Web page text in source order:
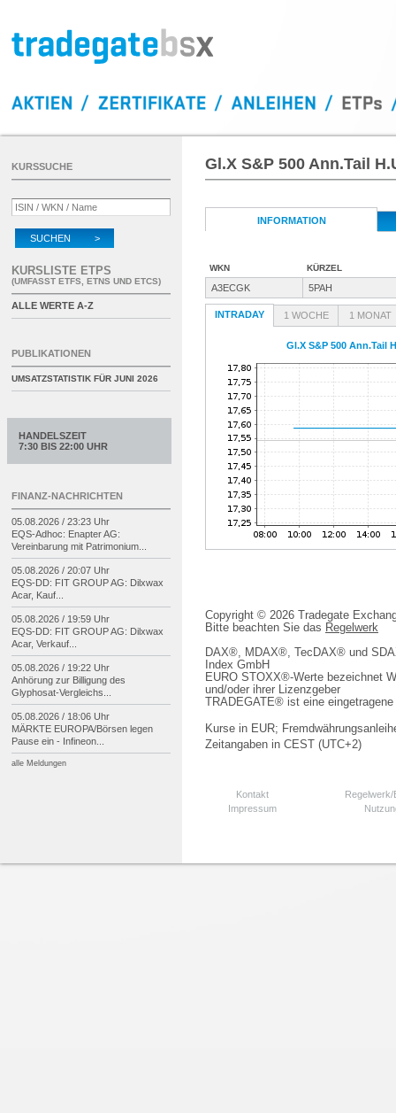
Gl.X S&P 500 Ann.Tail
INFORMATION
WKN KÜRZEL
A3ECGK 5PAH
INTRADAY 1 WOCHE 1 MONAT
Gl.X S&P 500 Ann.Tail
Copyright © 2026 Tradegate
Bitte beachten Sie das Regelwerk
DAX®, MDAX®, TecDAX® und
Index GmbH
EURO STOXX®-Werte bezeichnet
und/oder ihrer Lizenzgeber
TRADEGATE® ist eine
Kurse in EUR;
Zeitangaben in CEST (UTC+2)
Kontakt
Impressum
KURSSUCHE
SUCHEN >
KURSLISTE ETPS
(UMFASST ETFS, ETNS UND ETCS)
ALLE WERTE A-Z
PUBLIKATIONEN
UMSATZSTATISTIK FÜR JUNI 2026
HANDELSZEIT
7:30 BIS 22:00 UHR
FINANZ-NACHRICHTEN
05.08.2026 / 23:23 Uhr
EQS-Adhoc: Enapter AG:
Vereinbarung mit Patrimonium...
05.08.2026 / 20:07 Uhr
EQS-DD: FIT GROUP AG: Dilxwax
Acar, Kauf...
05.08.2026 / 19:59 Uhr
EQS-DD: FIT GROUP AG: Dilxwax
Acar, Verkauf...
05.08.2026 / 19:22 Uhr
Anhörung zur Billigung des
Glyphosat-Vergleichs...
05.08.2026 / 18:06 Uhr
MÄRKTE EUROPA/Börsen legen
Pause ein - Infineon...
alle Meldungen